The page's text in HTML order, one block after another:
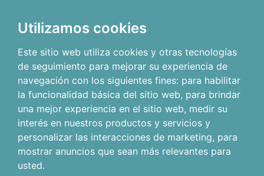
Utilizamos cookies
Este sitio web utiliza cookies y otras tecnologías
de seguimiento para mejorar su experiencia de
navegación con los siguientes fines: para habilitar
la funcionalidad básica del sitio web, para brindar
una mejor experiencia en el sitio web, medir su
interés en nuestros productos y servicios y
personalizar las interacciones de marketing, para
mostrar anuncios que sean más relevantes para
usted.